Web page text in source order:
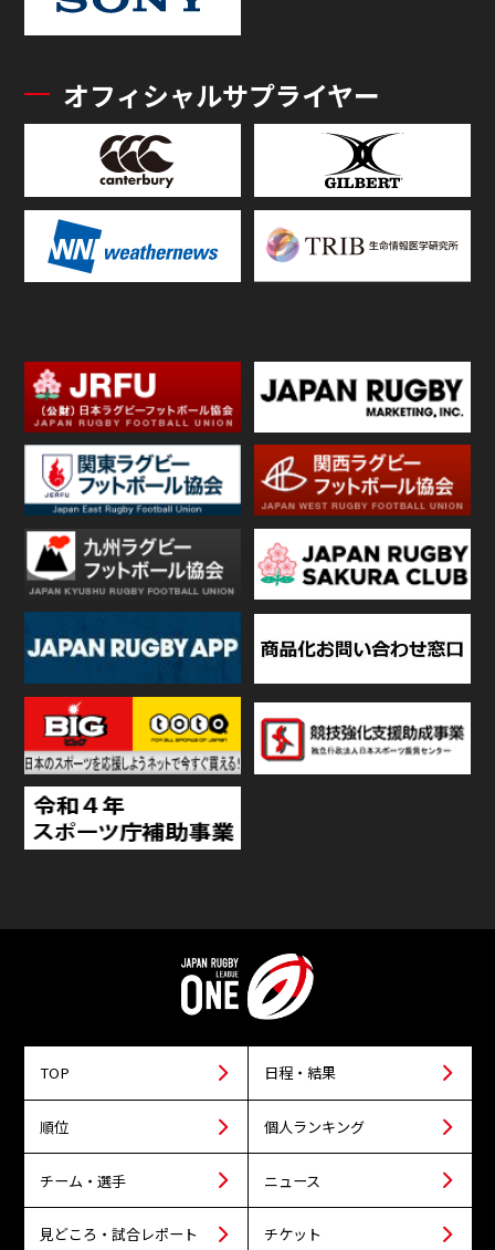
オフィシャルサプライヤー
TOP 日程・結果
順位 個人ランキング
チーム・選手 ニュース
見どころ・試合レポート チケット